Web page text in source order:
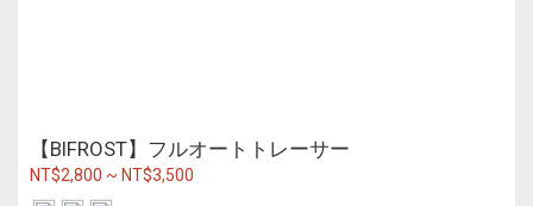
【BIFROST】フルオートトレーサー
NT$2,800 ~ NT$3,500